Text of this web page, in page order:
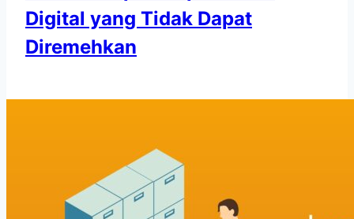
Digital yang Tidak Dapat
Diremehkan